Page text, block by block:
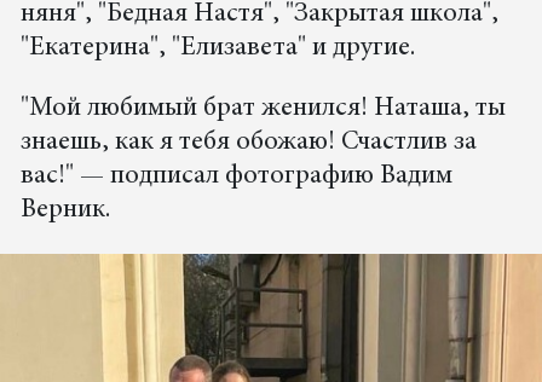
няня", "Бедная Настя", "Закрытая школа",
"Екатерина", "Елизавета" и другие.
"Мой любимый брат женился! Наташа, ты
знаешь, как я тебя обожаю! Счастлив за
вас!" — подписал фотографию Вадим
Верник.